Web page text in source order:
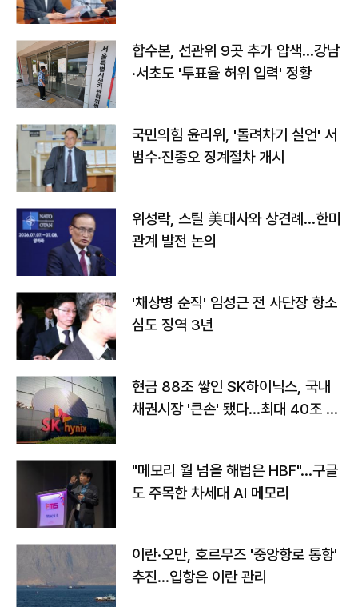
합수본, 선관위 9곳 추가 압색…강남
·서초도 '투표율 허위 입력' 정황
국민의힘 윤리위, '돌려차기 실언' 서
범수·진종오 징계절차 개시
위성락, 스틸 美대사와 상견례…한미
관계 발전 논의
'채상병 순직' 임성근 전 사단장 항소
심도 징역 3년
현금 88조 쌓인 SK하이닉스, 국내
채권시장 '큰손' 됐다…최대 40조 투
"메모리 월 넘을 해법은 HBF"…구글
도 주목한 차세대 AI 메모리
이란·오만, 호르무즈 '중앙항로 통항'
추진…입항은 이란 관리